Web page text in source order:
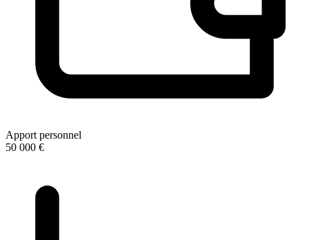
Apport personnel
50 000 €